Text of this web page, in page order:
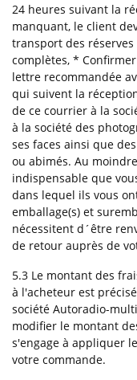
24 heures suivant la
manquant, le client
transport des
complètes, *
lettre recommandée
qui suivent la
de ce courrier à la
à la société des
ses faces ainsi que
ou abimés. Au
indispensable que
dans lequel ils vous
emballage(s) et
nécessitent d´être
de retour auprès de
5.3 Le montant des
à l'acheteur est
société Autoradio-
modifier le montant
s'engage à appliquer
votre commande.